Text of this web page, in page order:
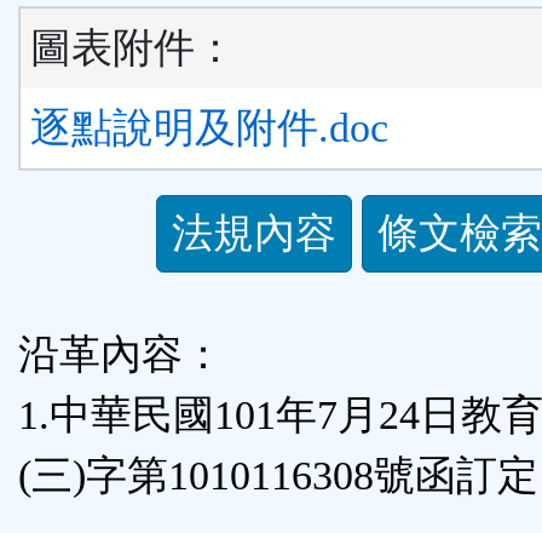
圖表附件：
逐點說明及附件.doc
功
能
按
法規內容 條文檢索
沿革內容：
1.中華民國101年7月24日教
(三)字第1010116308號函訂